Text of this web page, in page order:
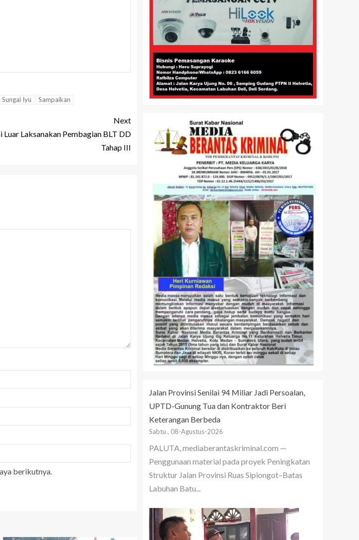
Iyu Sampaikan
Next
Luar Laksanakan Pembagian BLT DD
Tahap III
berikutnya.
Jalan Provinsi Senilai 94 Miliar Jadi Persoalan,
UPTD-Gunung Tua dan Kontraktor Beri
Keterangan Berbeda
Sabtu , 08-Agustus-2026
PALUTA, mediaberantaskriminal.com —
Penggunaan material pada proyek Peningkatan
Struktur Jalan Provinsi Ruas Sipiongot–Batas
Labuhan Batu...